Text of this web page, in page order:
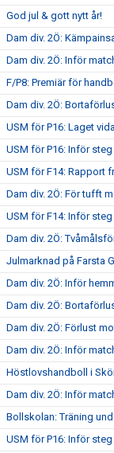
God jul & gott nytt år!
Dam div. 2Ö:
Dam div. 2Ö: Inför
F/P8: Premiär för
Dam div. 2Ö:
USM för P16: Laget
USM för P16: Inför steg
USM för F14: Rapport
Dam div. 2Ö: För tufft
USM för F14: Inför
Dam div. 2Ö:
Julmarknad på Farsta
Dam div. 2Ö: Inför
Dam div. 2Ö:
Dam div. 2Ö: Förlust
Dam div. 2Ö: Inför
Höstlovshandboll i
Dam div. 2Ö: Inför
Bollskolan: Träning
USM för P16: Inför